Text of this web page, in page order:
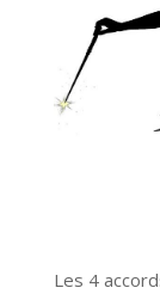
Les 4